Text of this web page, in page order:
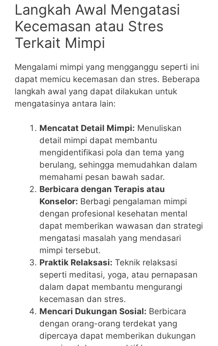
Langkah Awal Mengatasi
Kecemasan atau Stres
Terkait Mimpi
Mengalami mimpi yang mengganggu seperti ini
dapat memicu kecemasan dan stres. Beberapa
langkah awal yang dapat dilakukan untuk
mengatasinya antara lain:
Mencatat Detail Mimpi: Menuliskan
detail mimpi dapat membantu
mengidentifikasi pola dan tema yang
berulang, sehingga memudahkan dalam
memahami pesan bawah sadar.
Berbicara dengan Terapis atau
Konselor: Berbagi pengalaman mimpi
dengan profesional kesehatan mental
dapat memberikan wawasan dan strategi
mengatasi masalah yang mendasari
mimpi tersebut.
Praktik Relaksasi: Teknik relaksasi
seperti meditasi, yoga, atau pernapasan
dalam dapat membantu mengurangi
kecemasan dan stres.
Mencari Dukungan Sosial: Berbicara
dengan orang-orang terdekat yang
dipercaya dapat memberikan dukungan